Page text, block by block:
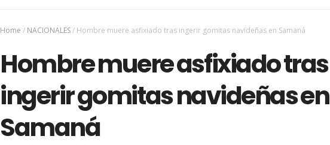
Home / NACIONALES/ Hombre muere asfixiado tras ingerir gomitas navideñas en Samaná
Hombre muere asfixiado tras
ingerir gomitas navideñas en
Samaná